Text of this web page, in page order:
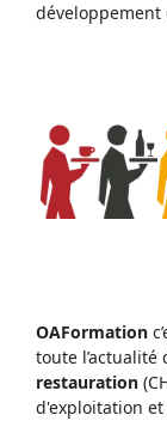
développement
OAFormation
toute l’actualité
restauration
d'exploitation